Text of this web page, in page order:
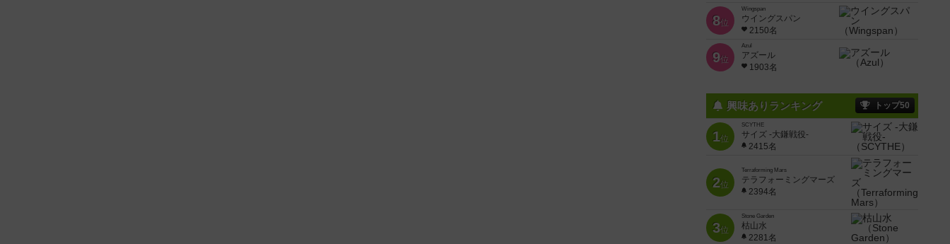
8位
Wingspan
ウイングスパン
2150名
9位
Azul
アズール
1903名
興味ありランキング トップ50
1位
SCYTHE
サイズ -大鎌戦役-
2415名
2位
Terraforming Mars
テラフォーミングマーズ
2394名
3位
Stone Garden
枯山水
2281名